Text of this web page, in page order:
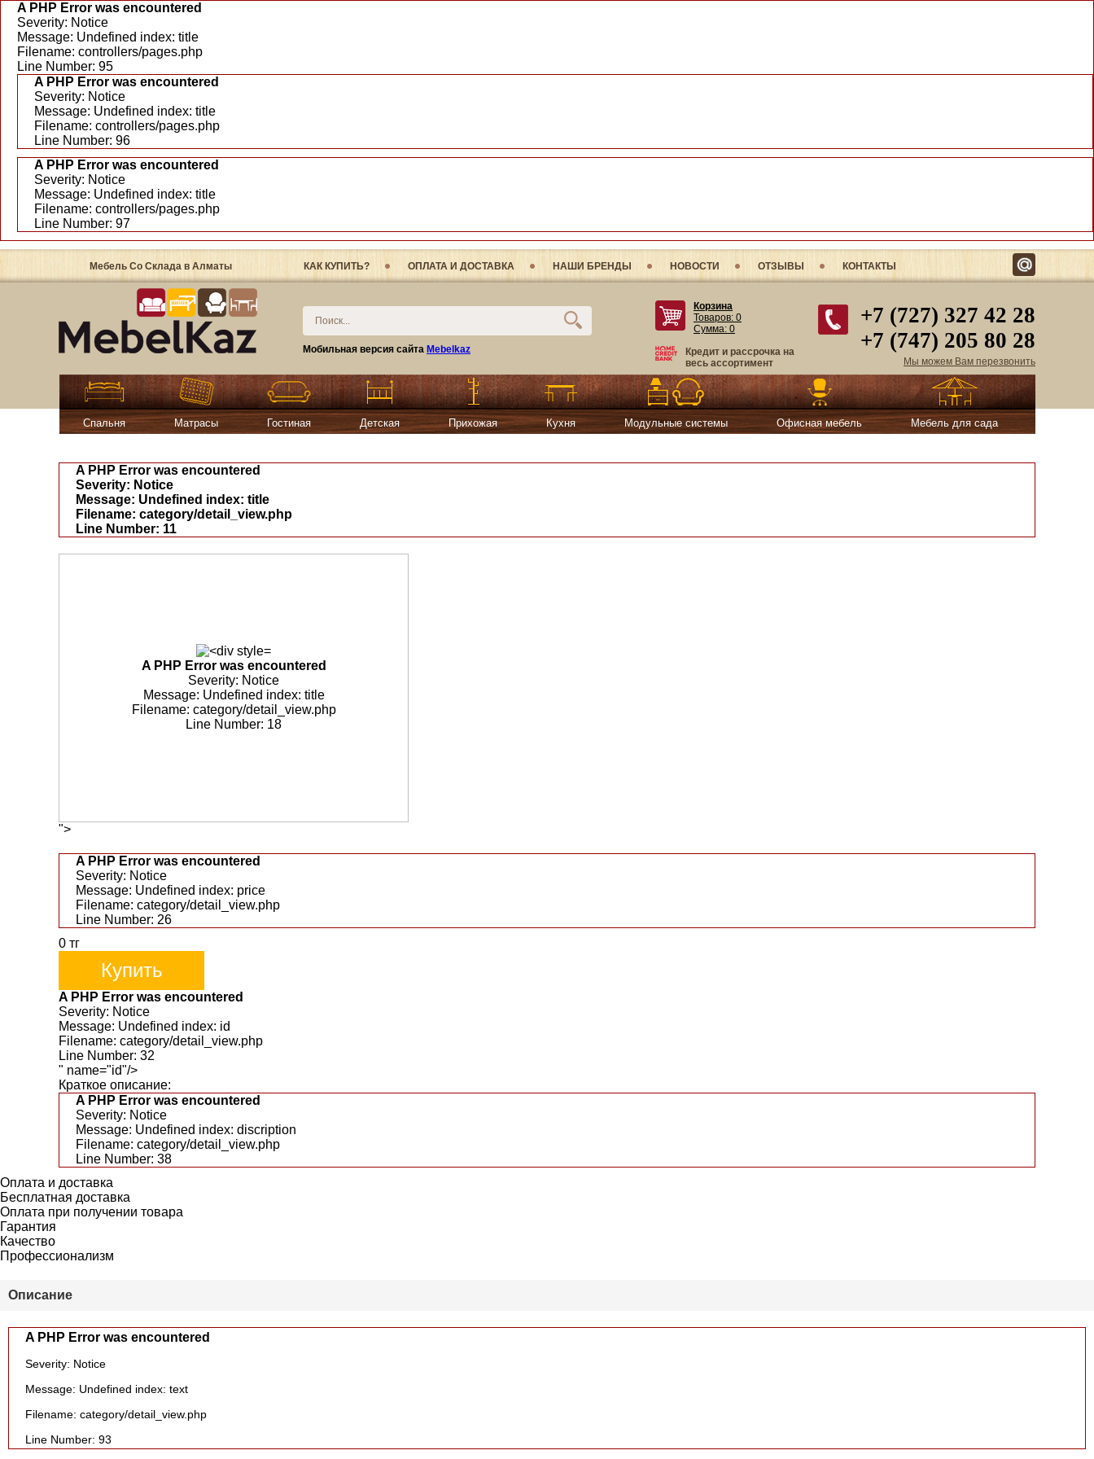
A PHP Error was encountered
Severity: Notice
Message: Undefined index: title
Filename: controllers/pages.php
Line Number: 95
A PHP Error was encountered
Severity: Notice
Message: Undefined index: title
Filename: controllers/pages.php
Line Number: 96
A PHP Error was encountered
Severity: Notice
Message: Undefined index: title
Filename: controllers/pages.php
Line Number: 97
Мебель Со Склада в Алматы КАК КУПИТЬ? ОПЛАТА И ДОСТАВКА НАШИ БРЕНДЫ НОВОСТИ ОТЗЫВЫ КОНТАКТЫ
+7 (727) 327 42 28
+7 (747) 205 80 28
Мы можем Вам перезвонить
Корзина
Товаров: 0
Сумма: 0
Кредит и рассрочка на
весь ассортимент
Мобильная версия сайта Mebelkaz
Спальня Матрасы Гостиная Детская Прихожая Кухня Модульные системы Офисная мебель Мебель для сада
A PHP Error was encountered
Severity: Notice
Message: Undefined index: title
Filename: category/detail_view.php
Line Number: 11
A PHP Error was encountered
Severity: Notice
Message: Undefined index: title
Filename: category/detail_view.php
Line Number: 18
">
A PHP Error was encountered
Severity: Notice
Message: Undefined index: price
Filename: category/detail_view.php
Line Number: 26
0 тг
Купить
A PHP Error was encountered
Severity: Notice
Message: Undefined index: id
Filename: category/detail_view.php
Line Number: 32
" name="id"/>
Краткое описание:
A PHP Error was encountered
Severity: Notice
Message: Undefined index: discription
Filename: category/detail_view.php
Line Number: 38
Оплата и доставка
Бесплатная доставка
Оплата при получении товара
Гарантия
Качество
Профессионализм
Описание
A PHP Error was encountered
Severity: Notice
Message: Undefined index: text
Filename: category/detail_view.php
Line Number: 93